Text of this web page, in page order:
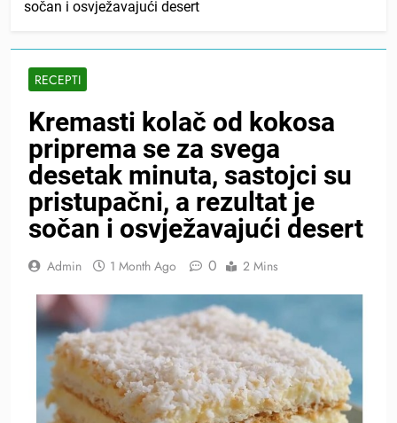
sočan i osvježavajući desert
RECEPTI
Kremasti kolač od kokosa
priprema se za svega
desetak minuta, sastojci su
pristupačni, a rezultat je
sočan i osvježavajući desert
Admin 1 Month Ago 0 2 Mins